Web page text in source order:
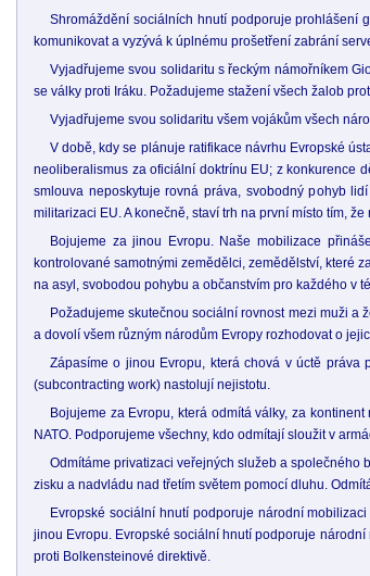
Shromáždění sociálních hnutí podporuje prohlášení
komunikovat a vyzývá k úplnému prošetření zabrání
Vyjadřujeme svou solidaritu s řeckým námořníkem
se války proti Iráku. Požadujeme stažení všech žalob
Vyjadřujeme svou solidaritu všem vojákům všech
V době, kdy se plánuje ratifikace návrhu Evropské
neoliberalismus za oficiální doktrínu EU; z konkurence
smlouva neposkytuje rovná práva, svobodný pohyb
militarizaci EU. A konečně, staví trh na první místo tím,
Bojujeme za jinou Evropu. Naše mobilizace
kontrolované samotnými zemědělci, zemědělství, které
na asyl, svobodou pohybu a občanstvím pro každého v
Požadujeme skutečnou sociální rovnost mezi muži
a dovolí všem různým národům Evropy rozhodovat o
Zápasíme o jinou Evropu, která chová v úctě práva
(subcontracting work) nastolují nejistotu.
Bojujeme za Evropu, která odmítá války, za
NATO. Podporujeme všechny, kdo odmítají sloužit v
Odmítáme privatizaci veřejných služeb a společného
zisku a nadvládu nad třetím světem pomocí dluhu.
Evropské sociální hnutí podporuje národní
jinou Evropu. Evropské sociální hnutí podporuje
proti Bolkensteinové direktivě.